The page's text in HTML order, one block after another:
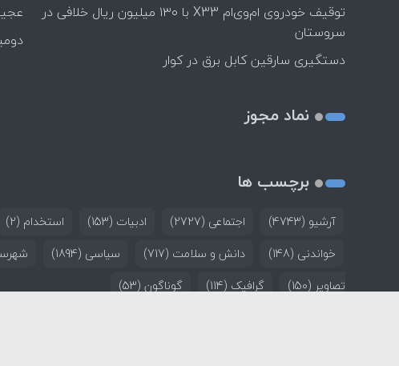
توقیف خودروی ام‌وی‌ام X33 با ۱۳۰ میلیون ریال خلافی در
سروستان
دستگیری سارقین کابل برق در کوار
نماد مجوز
برچسب ها
آرشیو (4743) اجتماعی (2727) ادبیات (153) استخدام (2)
خواندنی (148) دانش و سلامت (717) سیاسی (1894)
تصاویر (150) گرافیک (114) گوناگون (53)